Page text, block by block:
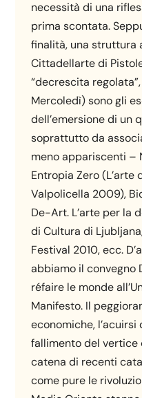
necessità di una
prima scontata.
finalità, una struttura
Cittadellarte di
“decrescita
Mercoledì) sono gli
dell’emersione di un
soprattutto da
meno appariscenti –
Entropia Zero
Valpolicella 2009),
De-Art. L’arte per la
di Cultura di
Festival 2010, ecc.
abbiamo il convegno
réfaire le monde
Manifesto. Il
economiche,
fallimento del vertice
catena di recenti
come pure le